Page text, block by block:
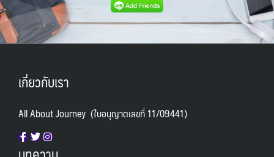
เกี่ยวกับเรา
All About Journey (ใบอนุญาตเลขที่ 11/09441)